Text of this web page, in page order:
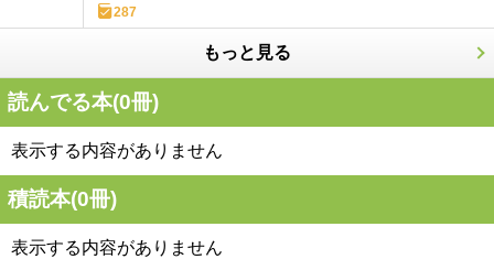
287
もっと見る
読んでる本(0冊)
表示する内容がありません
積読本(0冊)
表示する内容がありません